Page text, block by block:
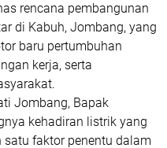
rencana pembangunan
di Kabuh, Jombang, yang
baru pertumbuhan
kerja, serta
Jombang, Bapak
kehadiran listrik yang
faktor penentu dalam